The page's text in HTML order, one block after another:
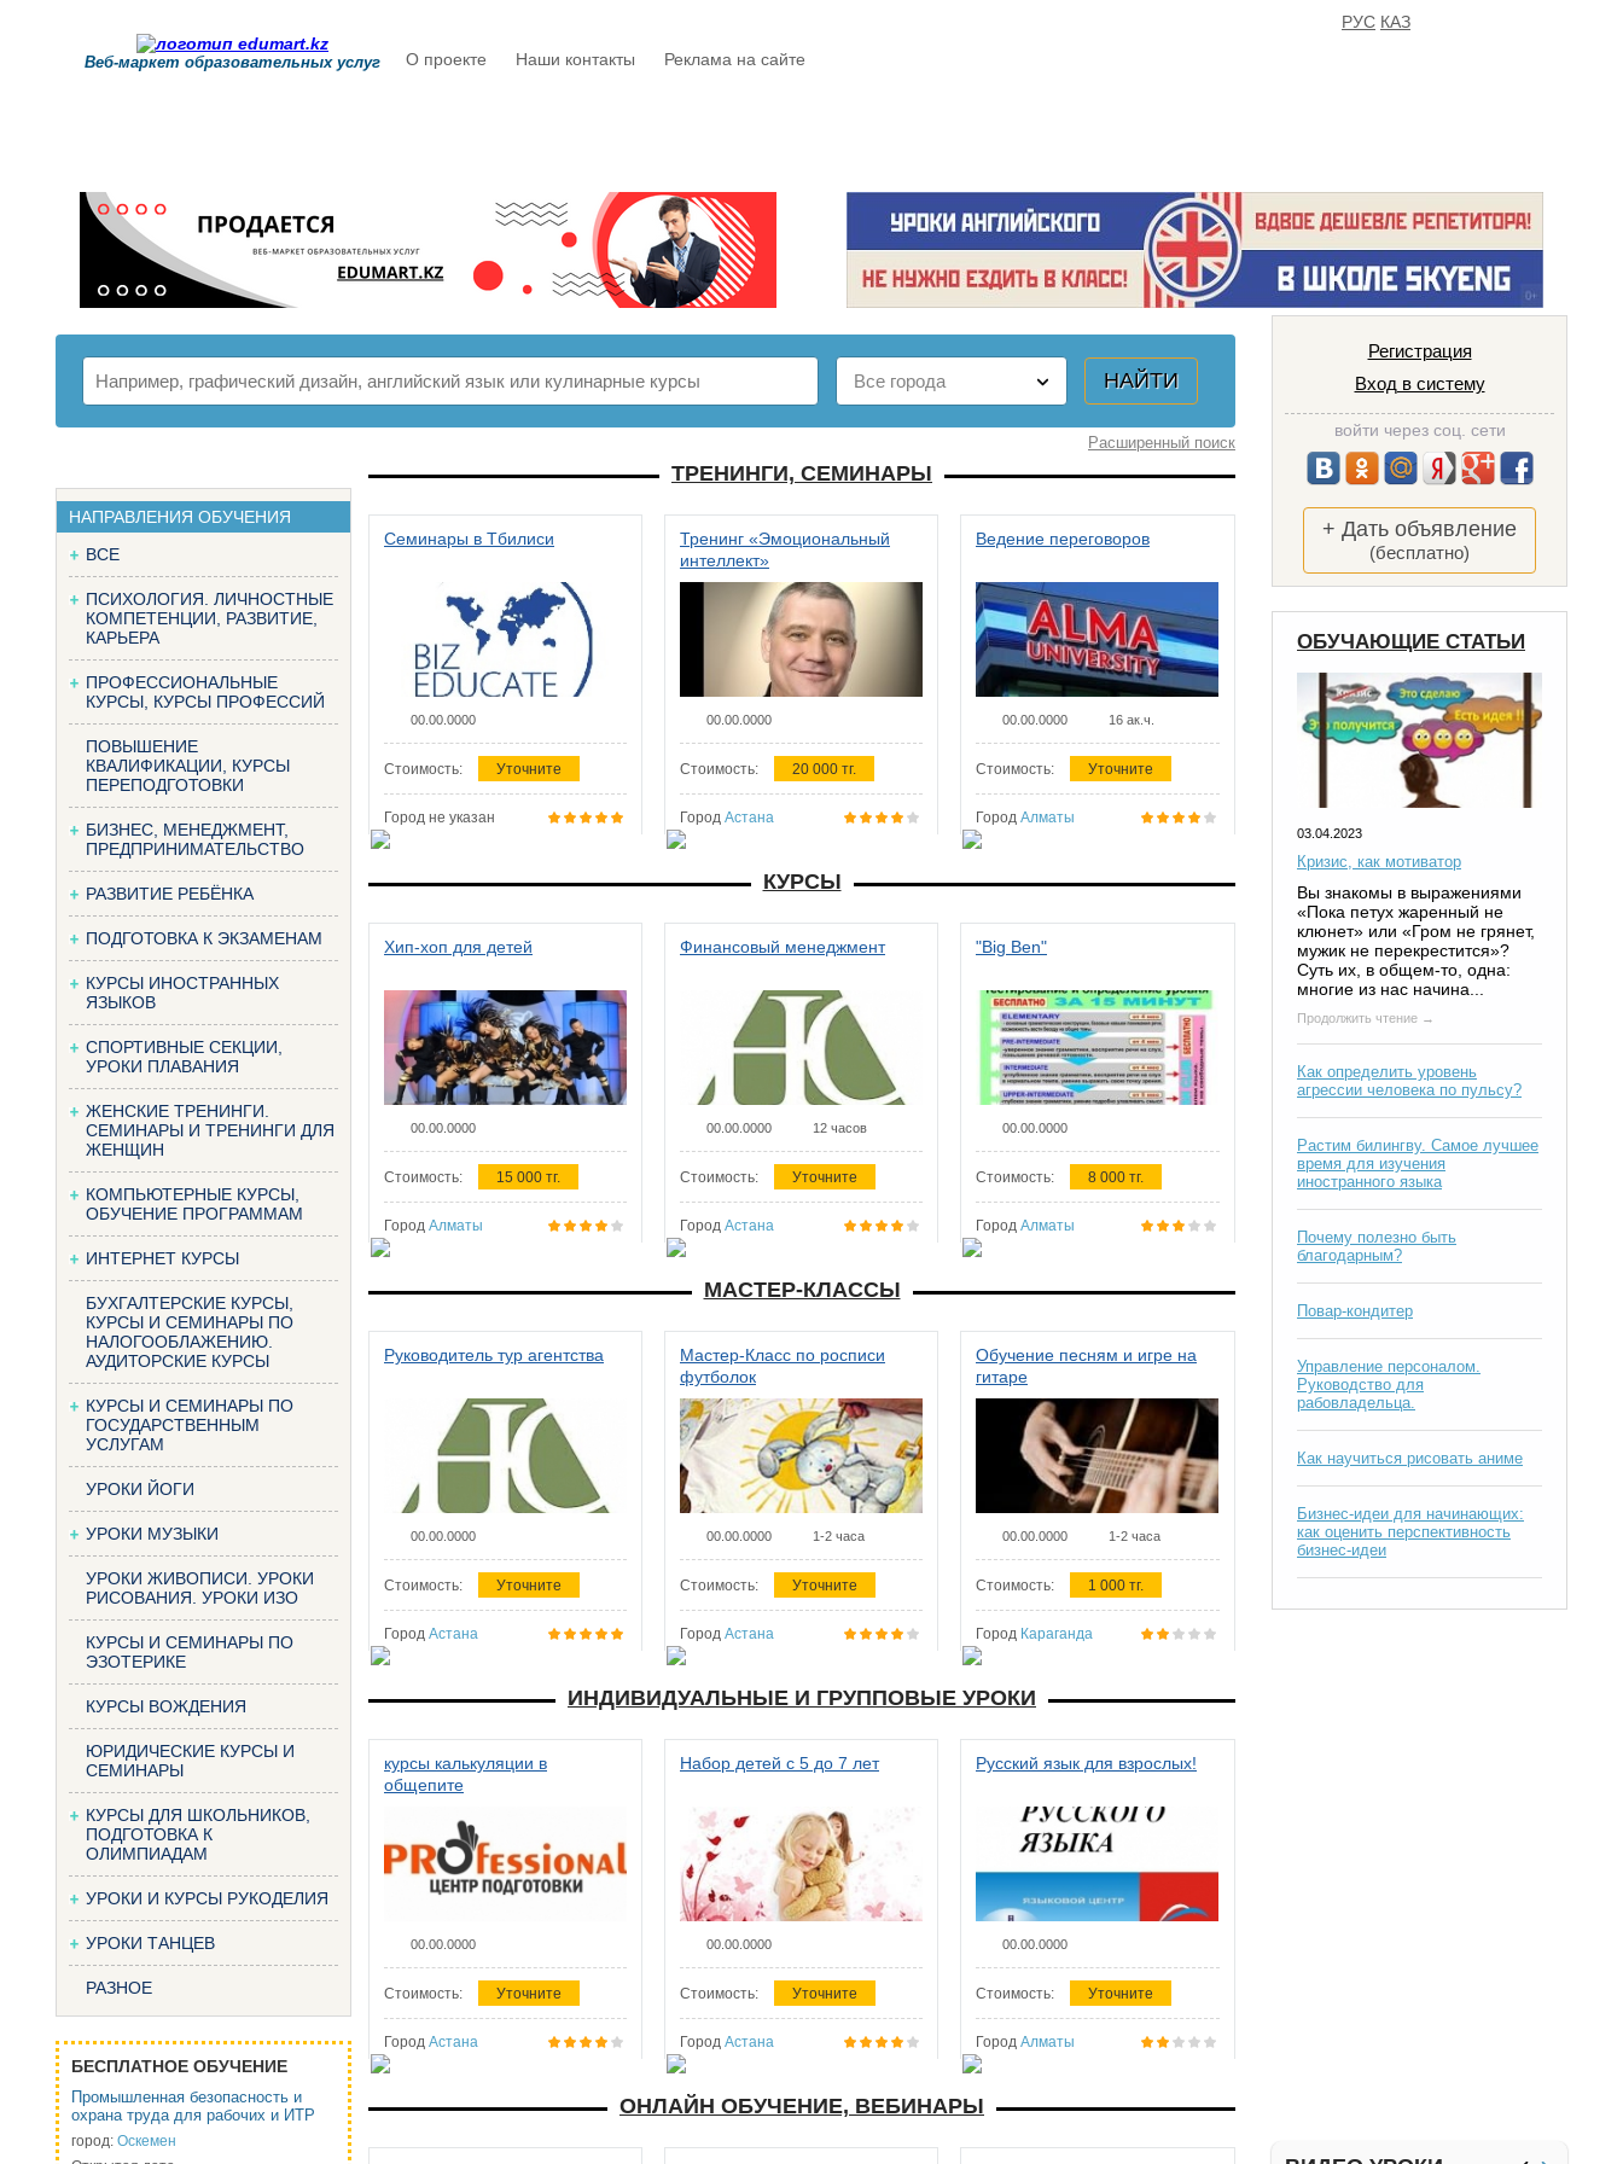
Веб-маркет образовательных услуг О проекте Наши контакты Реклама на сайте
РУС КАЗ
Расширенный поиск
НАПРАВЛЕНИЯ ОБУЧЕНИЯ
ВСЕ
ПСИХОЛОГИЯ. ЛИЧНОСТНЫЕ
КОМПЕТЕНЦИИ, РАЗВИТИЕ,
КАРЬЕРА
ПРОФЕССИОНАЛЬНЫЕ
КУРСЫ, КУРСЫ ПРОФЕССИЙ
ПОВЫШЕНИЕ
КВАЛИФИКАЦИИ, КУРСЫ
ПЕРЕПОДГОТОВКИ
БИЗНЕС, МЕНЕДЖМЕНТ,
ПРЕДПРИНИМАТЕЛЬСТВО
РАЗВИТИЕ РЕБЁНКА
ПОДГОТОВКА К ЭКЗАМЕНАМ
КУРСЫ ИНОСТРАННЫХ
ЯЗЫКОВ
СПОРТИВНЫЕ СЕКЦИИ,
УРОКИ ПЛАВАНИЯ
ЖЕНСКИЕ ТРЕНИНГИ.
СЕМИНАРЫ И ТРЕНИНГИ ДЛЯ
ЖЕНЩИН
КОМПЬЮТЕРНЫЕ КУРСЫ,
ОБУЧЕНИЕ ПРОГРАММАМ
ИНТЕРНЕТ КУРСЫ
БУХГАЛТЕРСКИЕ КУРСЫ,
КУРСЫ И СЕМИНАРЫ ПО
НАЛОГООБЛАЖЕНИЮ.
АУДИТОРСКИЕ КУРСЫ
КУРСЫ И СЕМИНАРЫ ПО
ГОСУДАРСТВЕННЫМ
УСЛУГАМ
УРОКИ ЙОГИ
УРОКИ МУЗЫКИ
УРОКИ ЖИВОПИСИ. УРОКИ
РИСОВАНИЯ. УРОКИ ИЗО
КУРСЫ И СЕМИНАРЫ ПО
ЭЗОТЕРИКЕ
КУРСЫ ВОЖДЕНИЯ
ЮРИДИЧЕСКИЕ КУРСЫ И
СЕМИНАРЫ
КУРСЫ ДЛЯ ШКОЛЬНИКОВ,
ПОДГОТОВКА К
ОЛИМПИАДАМ
УРОКИ И КУРСЫ РУКОДЕЛИЯ
УРОКИ ТАНЦЕВ
РАЗНОЕ
БЕСПЛАТНОЕ ОБУЧЕНИЕ
Промышленная безопасность и
охрана труда для рабочих и ИТР
город: Оскемен
ТРЕНИНГИ, СЕМИНАРЫ
Семинары в Тбилиси
00.00.0000
Стоимость: Уточните
Город не указан
Тренинг «Эмоциональный
интеллект»
00.00.0000
Стоимость: 20 000 тг.
Город Астана
Ведение переговоров
00.00.0000 16 ак.ч.
Стоимость: Уточните
Город Алматы
КУРСЫ
Хип-хоп для детей
00.00.0000
Стоимость: 15 000 тг.
Город Алматы
Финансовый менеджмент
00.00.0000 12 часов
Стоимость: Уточните
Город Астана
"Big Ben"
00.00.0000
Стоимость: 8 000 тг.
Город Алматы
МАСТЕР-КЛАССЫ
Руководитель тур агентства
00.00.0000
Стоимость: Уточните
Город Астана
Мастер-Класс по росписи
футболок
00.00.0000 1-2 часа
Стоимость: Уточните
Город Астана
Обучение песням и игре на
гитаре
00.00.0000 1-2 часа
Стоимость: 1 000 тг.
Город Караганда
ИНДИВИДУАЛЬНЫЕ И ГРУППОВЫЕ УРОКИ
курсы калькуляции в
общепите
00.00.0000
Стоимость: Уточните
Город Астана
Набор детей с 5 до 7 лет
00.00.0000
Стоимость: Уточните
Город Астана
Русский язык для взрослых!
00.00.0000
Стоимость: Уточните
Город Алматы
ОНЛАЙН ОБУЧЕНИЕ, ВЕБИНАРЫ
Регистрация
Вход в систему
войти через соц. сети
+ Дать объявление
(бесплатно)
ОБУЧАЮЩИЕ СТАТЬИ
03.04.2023
Кризис, как мотиватор
Вы знакомы в выражениями
«Пока петух жаренный не
клюнет» или «Гром не грянет,
мужик не перекрестится»?
Суть их, в общем-то, одна:
многие из нас начина...
Продолжить чтение →
Как определить уровень
агрессии человека по пульсу?
Растим билингву. Самое лучшее
время для изучения
иностранного языка
Почему полезно быть
благодарным?
Повар-кондитер
Управление персоналом.
Руководство для
рабовладельца.
Как научиться рисовать аниме
Бизнес-идеи для начинающих:
как оценить перспективность
бизнес-идеи